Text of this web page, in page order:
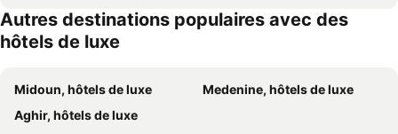
Hasdrubal Thalassa & Spa Djerba
Lti Djerba Plaza
Royal Garden Palace - Families and Couples
Autres destinations populaires avec des
hôtels de luxe
Midoun, hôtels de luxe
Medenine, hôtels de luxe
Aghir, hôtels de luxe